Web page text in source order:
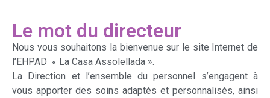
Le mot du directeur
Nous vous souhaitons la bienvenue sur le site Internet de
l’EHPAD « La Casa Assolellada ».
La Direction et l’ensemble du personnel s’engagent à
vous apporter des soins adaptés et personnalisés, ainsi